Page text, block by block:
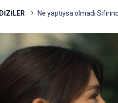
DİZİLER Ne yaptıysa olmadı